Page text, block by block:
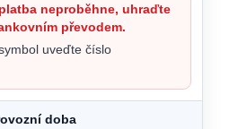
neproběhne, uhraďte
převodem.
uveďte číslo
doba